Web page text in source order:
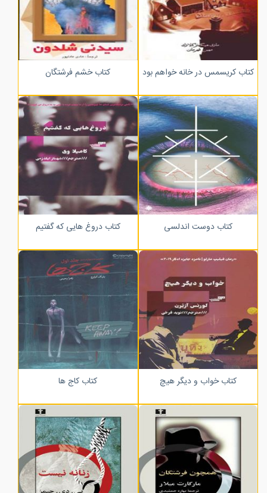
کتاب کریسمس در خانه خواهم بود کتاب خشم فرشتگان
کتاب دوست اندلسی کتاب دروغ هایی که گفتیم
کتاب خواب و دیگر هیچ کتاب کاج ها